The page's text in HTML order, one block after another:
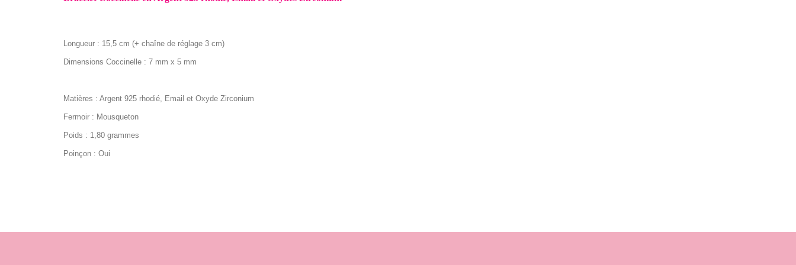
Longueur : 15,5 cm (+ chaîne de réglage 3 cm)
Dimensions Coccinelle : 7 mm x 5 mm
Matières : Argent 925 rhodié, Email et Oxyde Zirconium
Fermoir : Mousqueton
Poids : 1,80 grammes
Poinçon : Oui